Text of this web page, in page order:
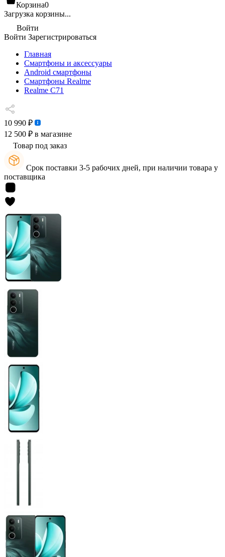
Корзина0
Загрузка корзины...
Войти
Войти Зарегистрироваться
Главная
Смартфоны и аксессуары
Android cмартфоны
Смартфоны Realme
Realme C71
10 990 ₽
12 500 ₽ в магазине
Товар под заказ
Срок поставки 3-5 рабочих дней, при наличии товара у
поставщика